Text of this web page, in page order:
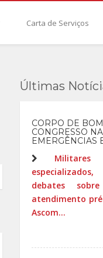
Carta de Serviços
Últimas
CORPO DE
CONGRESSO
EMERGÊNCIAS
Militares
debates
atendimento
Ascom...